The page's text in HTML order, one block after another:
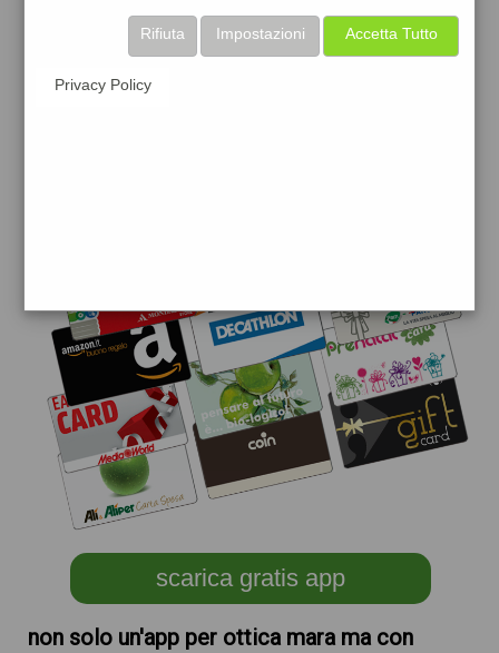
raccogli punti da convertire inbuoni sconto
o gift card
per fare la spesa, fare
scarica gratis app
non solo un'app per ottica mara ma con
Accetta Tutto
Impostazioni
Rifiuta
Privacy Policy